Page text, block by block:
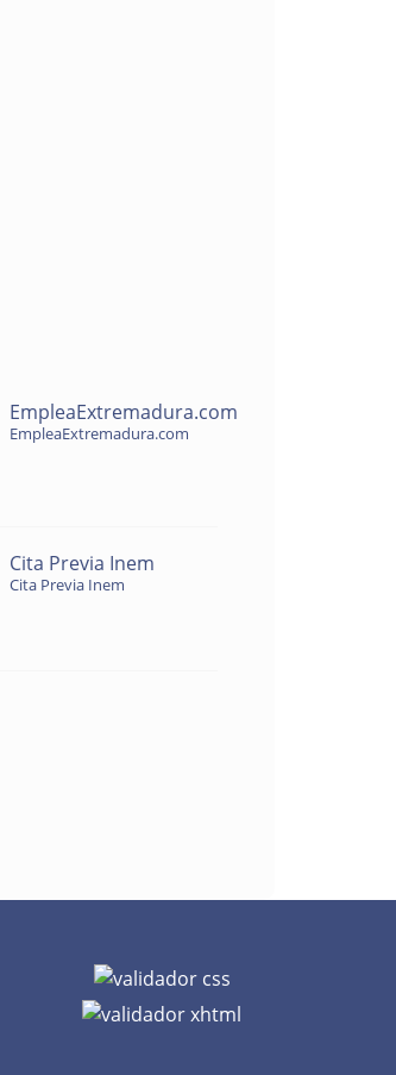
EmpleaExtremadura.com
EmpleaExtremadura.com
Cita Previa Inem
Cita Previa Inem